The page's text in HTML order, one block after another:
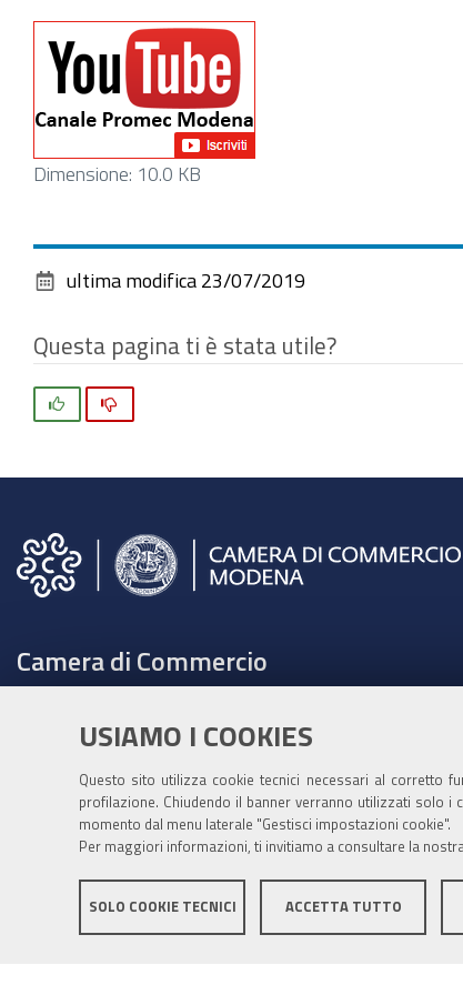
USIAMO I COOKIES
Questo sito utilizza cookie tecnici necessari al corretto
profilazione. Chiudendo il banner verranno utilizzati solo i
momento dal menu laterale "Gestisci impostazioni cookie".
Per maggiori informazioni, ti invitiamo a consultare la nostra
SOLO COOKIE TECNICI ACCETTA TUTTO
Clicca
alle
originali…
Dimensione: 10.0 KB
ultima modifica 23/07/2019
Questa pagina ti è stata utile?
Camera di Commercio
Tel. 059208111 -URP
IT75Q 01000 04306 TU00 0001 3855
Fatt. elettronica - Cod. univoco: XECKYI